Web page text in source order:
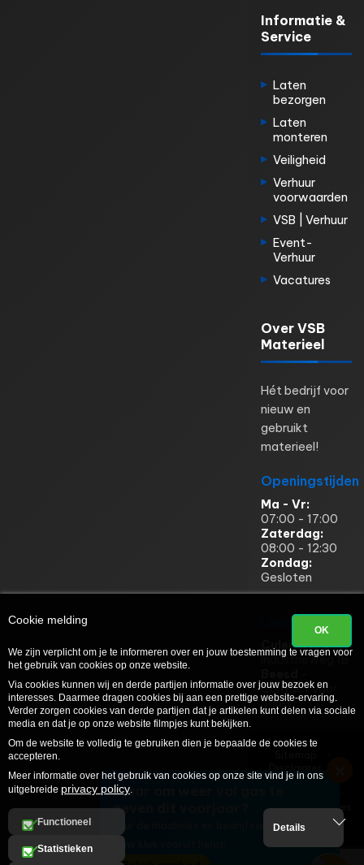
Informatie &
Service
Laten
bezorgen
Laten
monteren
Veiligheid
Verhuur
voorwaarden
VSB | Verhuur
Event-
Verhuur
Vacatures
Over VSB
Materieel
Hét bedrijf voor
nieuw en
gebruikt
materieel!
Openingstijden
Ma - Vr:
07:00 - 17:00
Zaterdag:
08:00 - 12:30
Zondag:
Gesloten
Locaties
Culemborg-
Industrieweg 1B
Contact voor
adres
© 2026 VSB
Algemene
Privacy & Cookies
Website door
Admix
OK
Cookie melding
We zijn verplicht om je te informeren over en jouw toestemming te vragen voor
het gebruik van cookies op onze website.
Via cookies kunnen wij en derde partijen informatie over jouw bezoek en
interesses. Daarmee dragen cookies bij aan een prettige website-ervaring.
Verder zorgen cookies van derde partijen dat je artikelen kunt delen via sociale
media en dat je op onze website filmpjes kunt bekijken.
Om de website te volledig te gebruiken dien je bepaalde de cookies te
accepteren.
Meer informatie over het gebruik van cookies op onze site vind je in ons
uitgebreide privacy policy.
Functioneel
Statistieken
Details
Klaar om weer vol gas te
geven dit voorjaar?
Huur de machines en bedrijfswagens die